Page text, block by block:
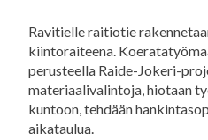
Ravitielle raitiotie
kiintoraiteena.
perusteella Raide-Jokeri-
materiaalivalintoja, hiotaan
kuntoon, tehdään
aikataulua.